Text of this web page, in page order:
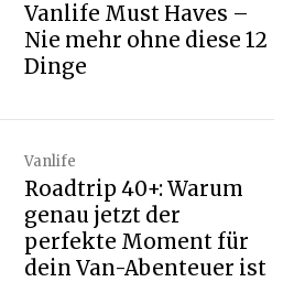
Vanlife Must Haves –
Nie mehr ohne diese 12
Dinge
Vanlife
Roadtrip 40+: Warum
genau jetzt der
perfekte Moment für
dein Van-Abenteuer ist